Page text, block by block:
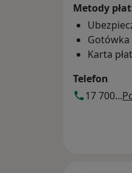
Metody
Gotówka
Karta
Telefon
17 700...